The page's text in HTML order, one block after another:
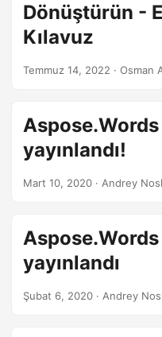
Dönüştürün -
Kılavuz
Temmuz 14, 2022 · Osman
yayınlandı!
Mart 10, 2020 · Andrey
yayınlandı
Şubat 6, 2020 · Andrey